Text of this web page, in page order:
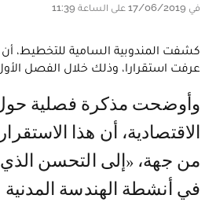
في 17/06/2019 على الساعة 11:39
كشفت المندوبية السامية للتخطيط،
عرفت استقرارا، وذلك خلال الفصل
وأوضحت مذكرة فصلية حول الظرفية
الاقتصادية، أن هذا
من جهة، «إلى التحسن
في أنشطة الهندسة